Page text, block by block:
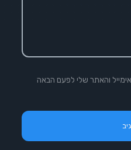
והאתר שלי לפעם הבאה